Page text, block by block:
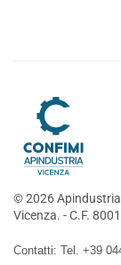
©2026
Vicenza. - C.F.
Contatti: Tel. +39